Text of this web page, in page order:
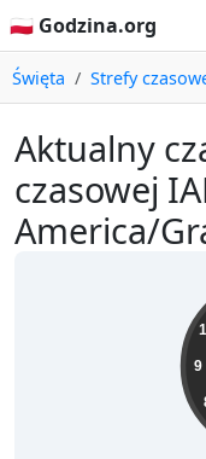
🇵🇱 Godzina.org
Święta Strefy
Aktualny
czasowej
America/
9